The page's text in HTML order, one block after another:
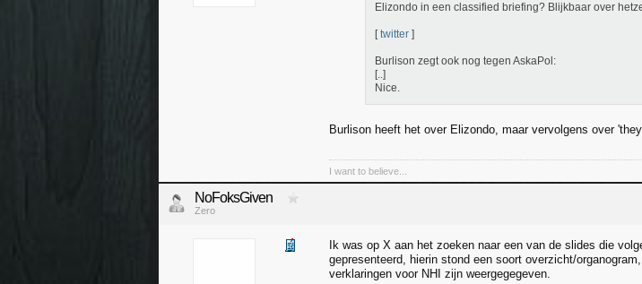
Elizondo in een classified briefing? Blijkbaar over
[twitter ]
Burlison zegt ook nog tegen AskaPol:
[..]
Nice.
Burlison heeft het over Elizondo, maar vervolgens over
I want to believe...
NoFoksGiven
Zero
Ik was op X aan het zoeken naar een van de slides die
gepresenteerd, hierin stond een soort overzicht/
verklaringen voor NHI zijn weergegegeven.